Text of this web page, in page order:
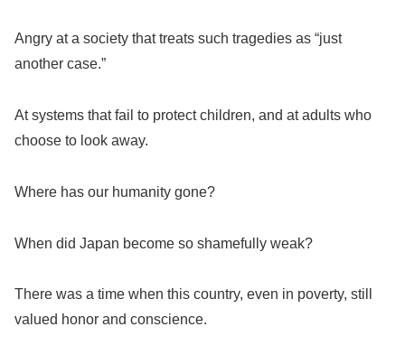
Angry at a society that treats such tragedies as “just
another case.”
At systems that fail to protect children, and at adults who
choose to look away.
Where has our humanity gone?
When did Japan become so shamefully weak?
There was a time when this country, even in poverty, still
valued honor and conscience.